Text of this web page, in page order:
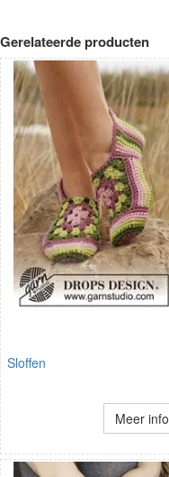
Gerelateerde producten
Sloffen
Meer info